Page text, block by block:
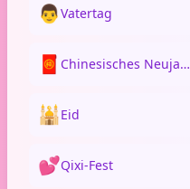
👨Vatertag
🧧 Chinesisches Neujahr
🕌Eid
💕Qixi-Fest